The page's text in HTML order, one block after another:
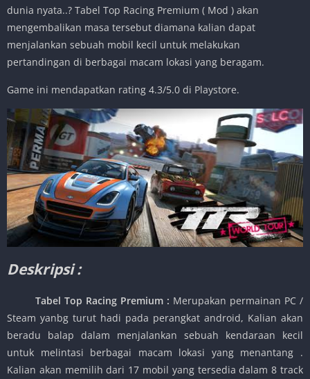
dunia nyata..? Tabel Top Racing Premium ( Mod ) akan
mengembalikan masa tersebut diamana kalian dapat
menjalankan sebuah mobil kecil untuk melakukan
pertandingan di berbagai macam lokasi yang beragam.
Game ini mendapatkan rating 4.3/5.0 di Playstore.
Deskripsi :
Tabel Top Racing Premium : Merupakan permainan PC /
Steam yanbg turut hadi pada perangkat android, Kalian akan
beradu balap dalam menjalankan sebuah kendaraan kecil
untuk melintasi berbagai macam lokasi yang menantang .
Kalian akan memilih dari 17 mobil yang tersedia dalam 8 track